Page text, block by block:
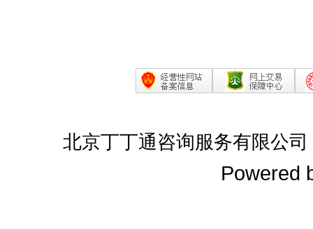
北京丁丁通咨询服务有限公
Powered